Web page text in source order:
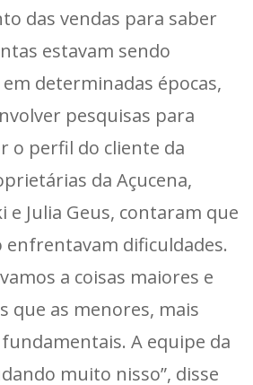
das vendas para saber
estavam sendo
determinadas épocas,
pesquisas para
o perfil do cliente da
da Açucena,
e Julia Geus, contaram que
dificuldades.
a coisas maiores e
que as menores, mais
A equipe da
muito nisso”, disse